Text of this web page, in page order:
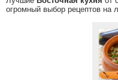
огромный выбор рецептов на